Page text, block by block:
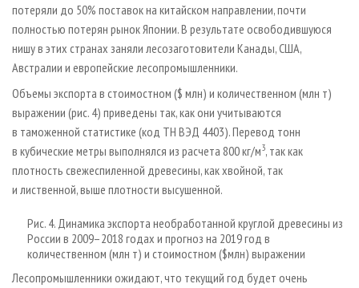
потеряли до 50% поставок на китайском направлении, почти
полностью потерян рынок Японии. В результате освободившуюся
нишу в этих странах заняли лесозаготовители Канады, США,
Австралии и европейские лесопромышленники.
Объемы экспорта в стоимостном ($ млн) и количественном (млн т)
выражении (рис. 4) приведены так, как они учитываются
в таможенной статистике (код ТН ВЭД 4403). Перевод тонн
в кубические метры выполнялся из расчета 800 кг/м3, так как
плотность свежеспиленной древесины, как хвойной, так
и лиственной, выше плотности высушенной.
Рис. 4. Динамика экспорта необработанной круглой древесины из
России в 2009–2018 годах и прогноз на 2019 год в
количественном (млн т) и стоимостном ($млн) выражении
Лесопромышленники ожидают, что текущий год будет очень